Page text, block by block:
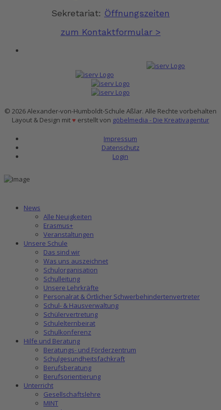
Sekretariat: Öffnungszeiten
zum Kontaktformular >
© 2026 Alexander-von-Humboldt-Schule Aßlar. Alle Rechte vorbehalten
Layout & Design mit♥ erstellt von göbelmedia - Die Kreativagentur
Impressum
Datenschutz
Login
News
Alle Neuigkeiten
Erasmus+
Veranstaltungen
Unsere Schule
Das sind wir
Was uns auszeichnet
Schulorganisation
Schulleitung
Unsere Lehrkräfte
Personalrat & Örtlicher Schwerbehindertenvertreter
Schul- & Hausverwaltung
Schülervertretung
Schulelternbeirat
Schulkonferenz
Hilfe und Beratung
Beratungs- und Förderzentrum
Schulgesundheitsfachkraft
Berufsberatung
Berufsorientierung
Unterricht
Gesellschaftslehre
MINT